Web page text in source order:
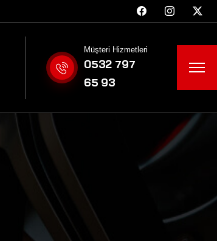
Müşteri Hizmetleri
0532 797
65 93